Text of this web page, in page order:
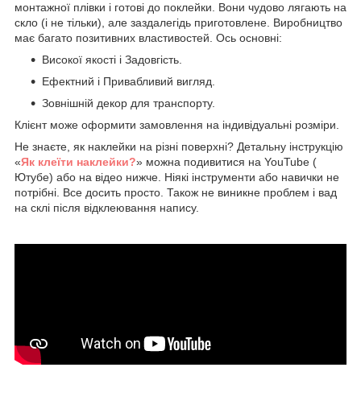
монтажної плівки і готові до поклейки. Вони чудово лягають на
скло (і не тільки), але заздалегідь приготовлене. Виробництво
має багато позитивних властивостей. Ось основні:
Високої якості і Задовгість.
Ефектний і Привабливий вигляд.
Зовнішній декор для транспорту.
Клієнт може оформити замовлення на індивідуальні розміри.
Не знаєте, як наклейки на різні поверхні? Детальну інструкцію
«Як клеїти наклейки?» можна подивитися на YouTube (
Ютубе) або на відео нижче. Ніякі інструменти або навички не
потрібні. Все досить просто. Також не виникне проблем і вад
на склі після відклеювання напису.